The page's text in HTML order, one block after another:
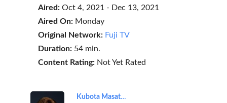
Aired: Oct 4, 2021 - Dec 13, 2021
Aired On: Monday
Original Network: Fuji TV
Duration: 54 min.
Content Rating: Not Yet Rated
Kubota Masataka